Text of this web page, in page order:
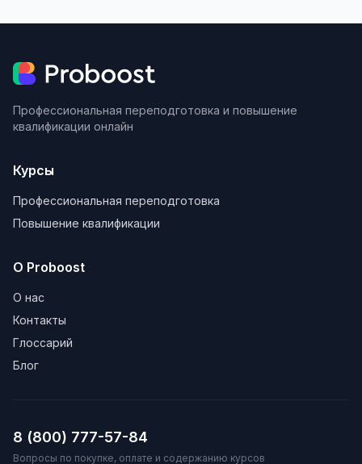
Профессиональная переподготовка и повышение
квалификации онлайн
Курсы
Профессиональная переподготовка
Повышение квалификации
О Proboost
О нас
Контакты
Глоссарий
Блог
8 (800) 777-57-84
Вопросы по покупке, оплате и содержанию курсов